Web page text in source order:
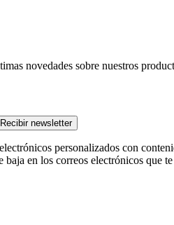
novedades sobre nuestros
Recibir newsletter
personalizados con
en los correos electrónicos